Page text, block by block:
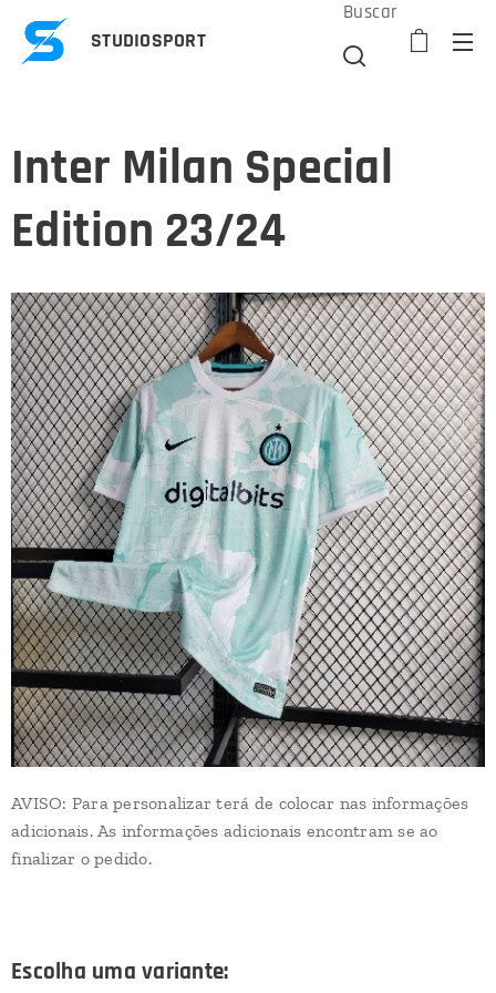
STUDIOSPORT
Buscar
Inter Milan Special
Edition 23/24
AVISO: Para personalizar terá de colocar nas informações
adicionais. As informações adicionais encontram se ao
finalizar o pedido.
Escolha uma variante: